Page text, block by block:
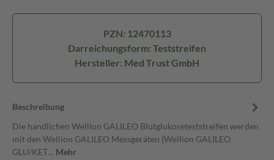
PZN: 12470113
Darreichungsform: Teststreifen
Hersteller: Med Trust GmbH
Beschreibung
Die handlichen Wellion GALILEO Blutglukoseteststreifen werden
mit den Wellion GALILEO Messgeräten (Wellion GALILEO
GLU/KET… Mehr